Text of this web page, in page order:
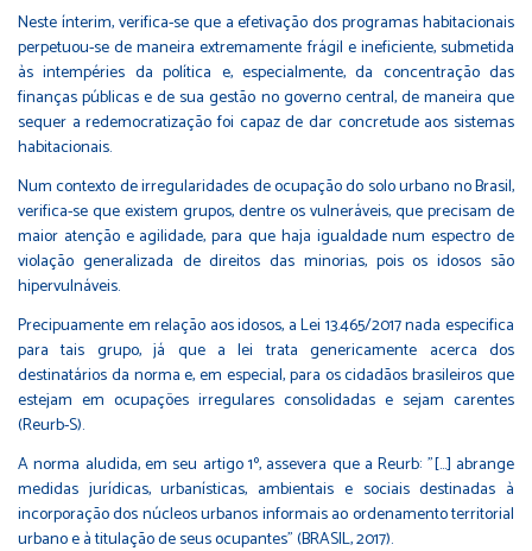
Neste ínterim, verifica-se que a efetivação dos programas habitacionais
perpetuou-se de maneira extremamente frágil e ineficiente, submetida
às intempéries da política e, especialmente, da concentração das
finanças públicas e de sua gestão no governo central, de maneira que
sequer a redemocratização foi capaz de dar concretude aos sistemas
habitacionais.
Num contexto de irregularidades de ocupação do solo urbano no Brasil,
verifica-se que existem grupos, dentre os vulneráveis, que precisam de
maior atenção e agilidade, para que haja igualdade num espectro de
violação generalizada de direitos das minorias, pois os idosos são
hipervulnáveis.
Precipuamente em relação aos idosos, a Lei 13.465/2017 nada especifica
para tais grupo, já que a lei trata genericamente acerca dos
destinatários da norma e, em especial, para os cidadãos brasileiros que
estejam em ocupações irregulares consolidadas e sejam carentes
(Reurb-S).
A norma aludida, em seu artigo 1º, assevera que a Reurb: "[...] abrange
medidas jurídicas, urbanísticas, ambientais e sociais destinadas à
incorporação dos núcleos urbanos informais ao ordenamento territorial
urbano e à titulação de seus ocupantes" (BRASIL, 2017).